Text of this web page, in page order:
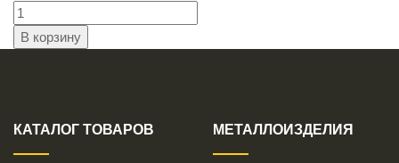
КАТАЛОГ ТОВАРОВ МЕТАЛЛОИЗДЕЛИЯ